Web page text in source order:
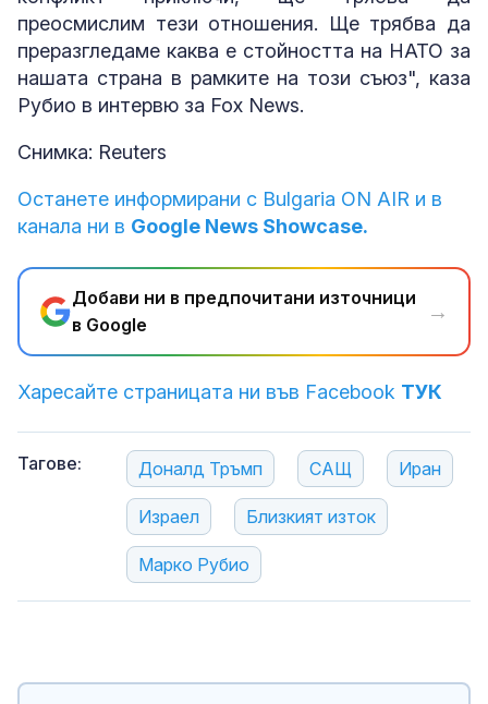
преосмислим тези отношения. Ще трябва да
преразгледаме каква е стойността на НАТО за
нашата страна в рамките на този съюз", каза
Рубио в интервю за Fox News.
Снимка: Reuters
Останете информирани с Bulgaria ON AIR и в
канала ни в Google News Showcase.
Добави ни в предпочитани източници
в Google
→
Харесайте страницата ни във Facebook ТУК
Тагове: Доналд Тръмп САЩ Иран
Израел Близкият изток
Марко Рубио